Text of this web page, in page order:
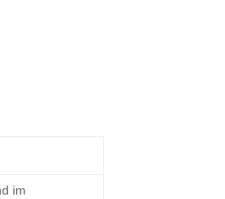
im